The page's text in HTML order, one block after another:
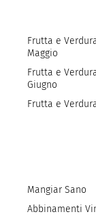
Frutta e
Maggio
Frutta e
Giugno
Frutta e
Mangiar Sano
Abbinamenti